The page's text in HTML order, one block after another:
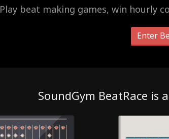
Play beat making games, win hourly
Enter
SoundGym BeatRace is